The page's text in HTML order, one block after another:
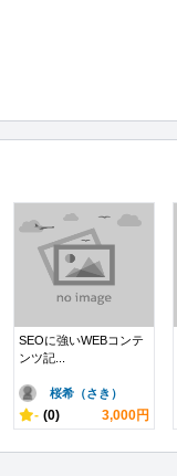
SEOに強いWEBコンテ
ンツ記...
桜希（さき）
- (0) 3,000円